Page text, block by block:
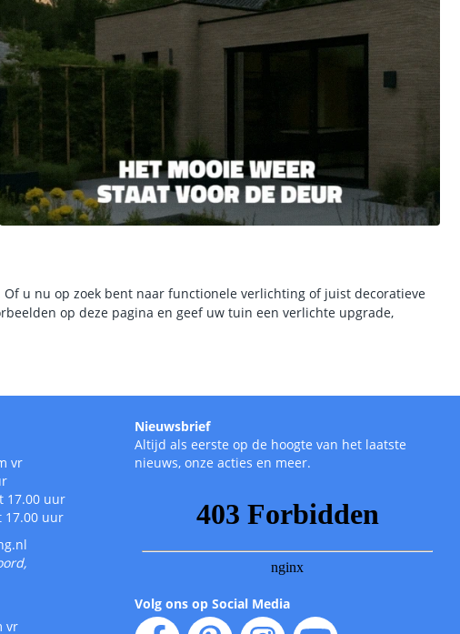
u nu op zoek bent naar functionele verlichting of juist decoratieve
op deze pagina en geef uw tuin een verlichte upgrade,
vr
17.00 uur
17.00 uur
vr
Nieuwsbrief
Altijd als eerste op de hoogte van het laatste
nieuws, onze acties en meer.
Volg ons op Social Media